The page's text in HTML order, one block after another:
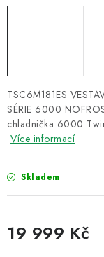
TSC6M181ES
SÉRIE 6000
chladnička 6000
Více informací
Skladem
19 999 Kč